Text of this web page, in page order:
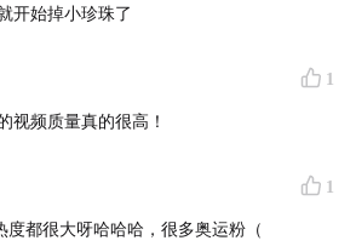
开始掉小珍珠了
1
视频质量真的很高！
1
度都很大呀哈哈哈，很多奥运粉（